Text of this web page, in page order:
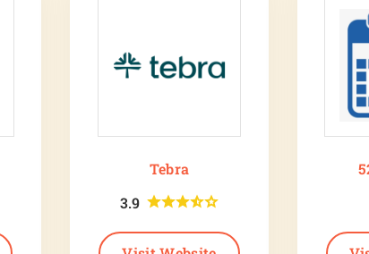
Tebra
3.9